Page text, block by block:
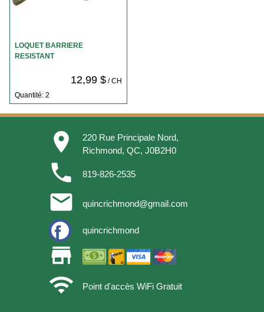
LOQUET BARRIERE
RESISTANT
12,99 $/ CH
Quantité: 2
place
220 Rue Principale Nord,
Richmond, QC, J0B2H0
phone 819-826-2535
email quincrichmond@gmail.com
quincrichmond
store
wifi
Point d'accès WiFi Gratuit